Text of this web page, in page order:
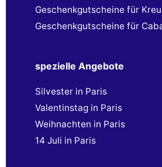
Geschenkgutscheine für
Geschenkgutscheine für
spezielle Angebote
Silvester in Paris
Valentinstag in Paris
Weihnachten in Paris
14 Juli in Paris